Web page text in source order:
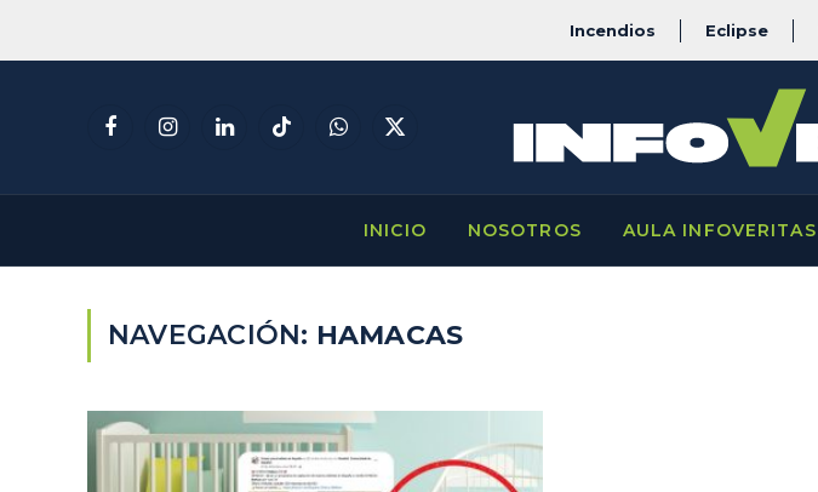
Incendios Eclipse
FacebookInstagramLinkedInTikTokWhatsApp
X
INICIO NOSOTROS AULA INFOVERITAS
NAVEGACIÓN: HAMACAS